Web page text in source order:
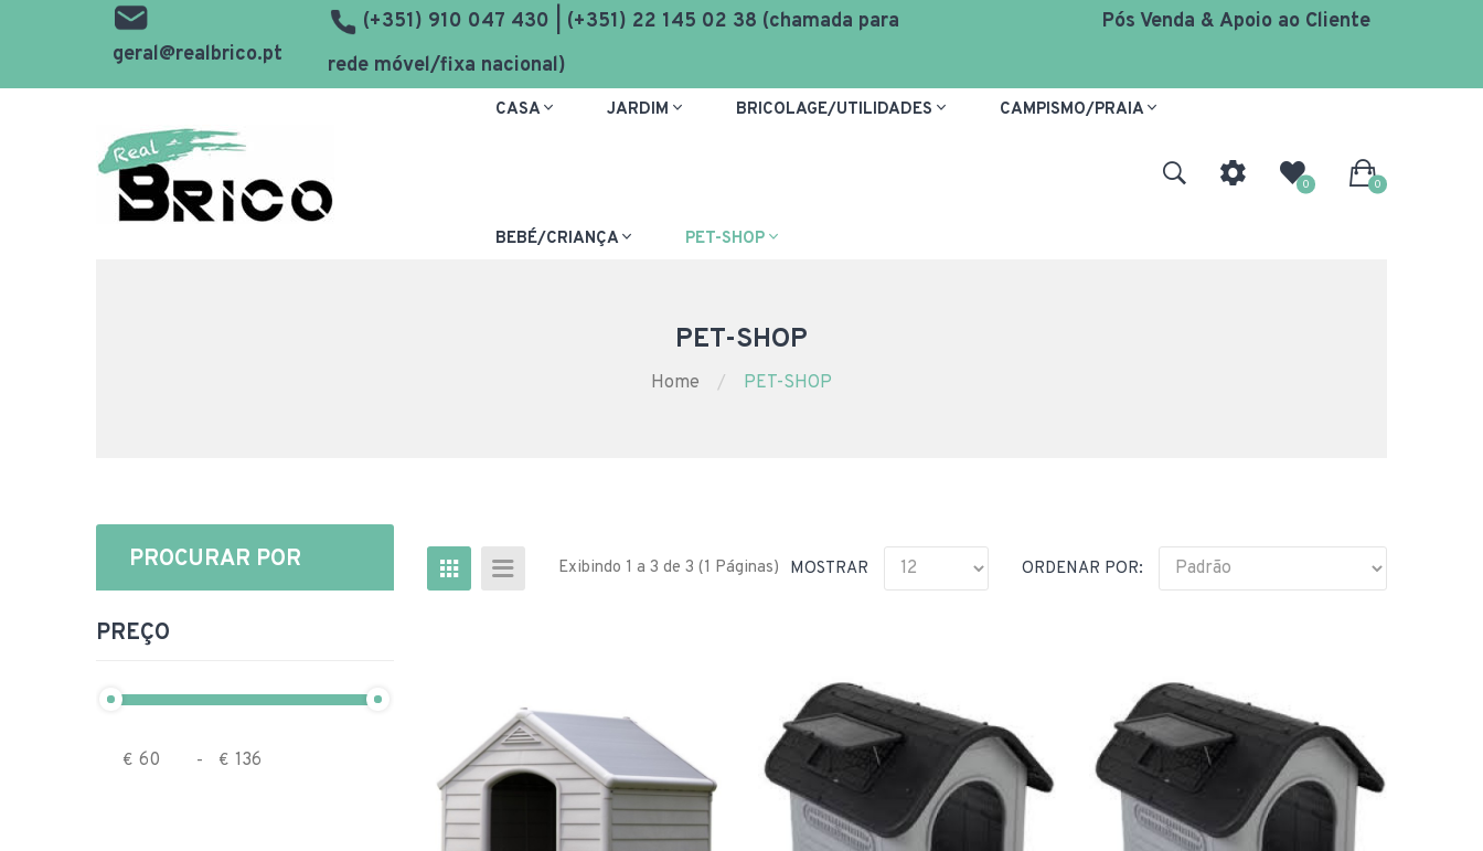
geral@realbrico.pt
(+351) 910 047 430 | (+351) 22 145 02 38 (chamada para
rede móvel/fixa nacional)
Pós Venda & Apoio ao Cliente
CASA JARDIM BRICOLAGE/UTILIDADES CAMPISMO/PRAIA
BEBÉ/CRIANÇA PET-SHOP
0 0
PET-SHOP
Home PET-SHOP
PROCURAR POR
PREÇO
€ - €
Exibindo 1 a 3 de 3 (1 Páginas) ORDENAR POR:
MOSTRAR